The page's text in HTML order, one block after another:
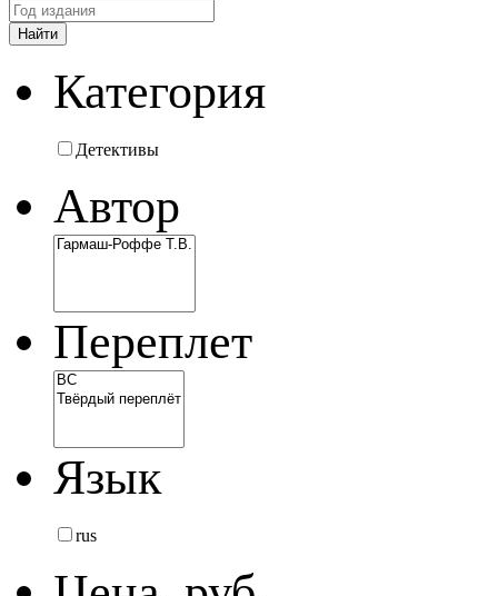
Категория
Детективы
Автор
Переплет
Язык
rus